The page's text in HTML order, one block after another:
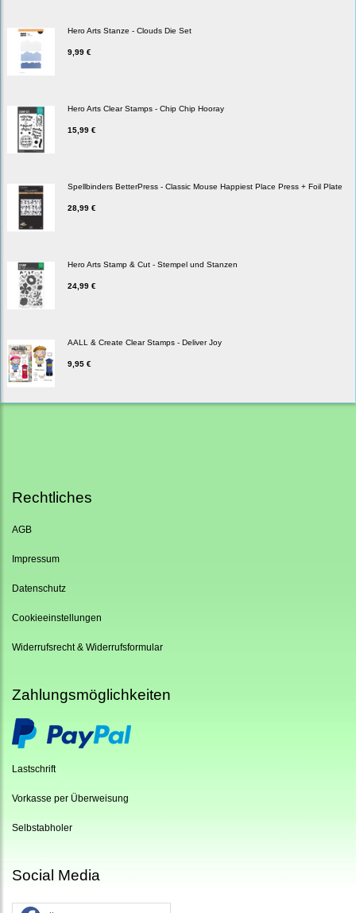
Hero Arts Stanze - Clouds Die Set
9,99 €
Hero Arts Clear Stamps - Chip Chip Hooray
15,99 €
Spellbinders BetterPress - Classic Mouse Happiest Place Press + Foil Plate
28,99 €
Hero Arts Stamp & Cut - Stempel und Stanzen
24,99 €
AALL & Create Clear Stamps - Deliver Joy
9,95 €
Rechtliches
AGB
Impressum
Datenschutz
Cookieeinstellungen
Widerrufsrecht & Widerrufsformular
Zahlungsmöglichkeiten
Lastschrift
Vorkasse per Überweisung
Selbstabholer
Social Media